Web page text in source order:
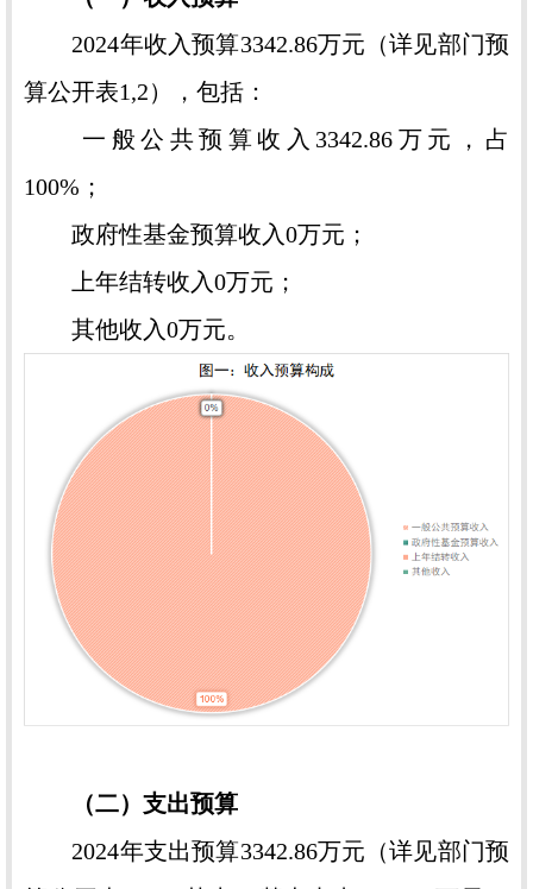
2024年收入预算3342.86万元（详见部门预
算公开表1,2），包括：
一般公共预算收入3342.86万元，占
100%；
政府性基金预算收入0万元；
上年结转收入0万元；
其他收入0万元。
（二）支出预算
2024年支出预算3342.86万元（详见部门预